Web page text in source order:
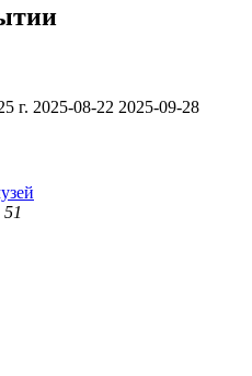
г. 2025-08-22 2025-09-28